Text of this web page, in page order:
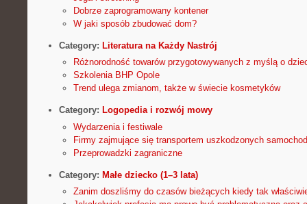
Dobrze zaprogramowany kontener
W jaki sposób zbudować dom?
Category: Literatura na Każdy Nastrój
Różnorodność towarów przygotowywanych z myślą o
Szkolenia BHP Opole
Trend ulega zmianom, także w świecie kosmetyków
Category: Logopedia i rozwój mowy
Wydarzenia i festiwale
Firmy zajmujące się transportem uszkodzonych
Przeprowadzki zagraniczne
Category: Małe dziecko (1–3 lata)
Zanim doszliśmy do czasów bieżących kiedy tak